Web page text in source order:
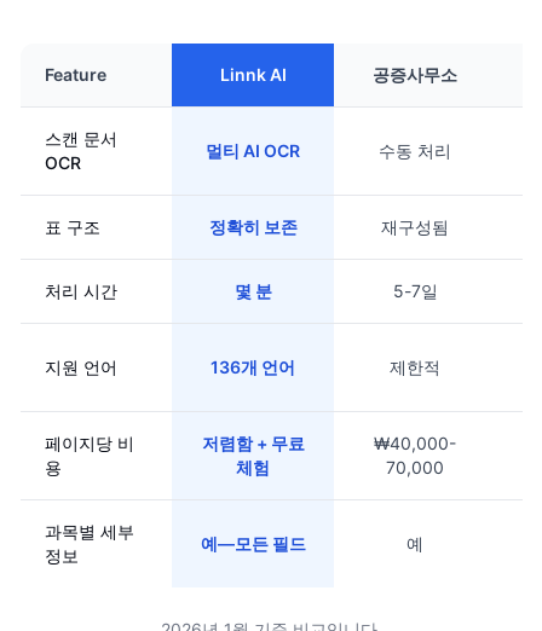
Feature Linnk AI 공증사무소
스캔 문서
OCR
멀티 AI OCR 수동 처리
표 구조 정확히 보존 재구성됨
처리 시간 몇 분 5-7일
지원 언어 136개 언어 제한적
페이지당 비
용
저렴함 + 무료
체험
₩40,000-
70,000
과목별 세부
정보
예—모든 필드 예